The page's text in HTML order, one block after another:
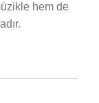
hem de